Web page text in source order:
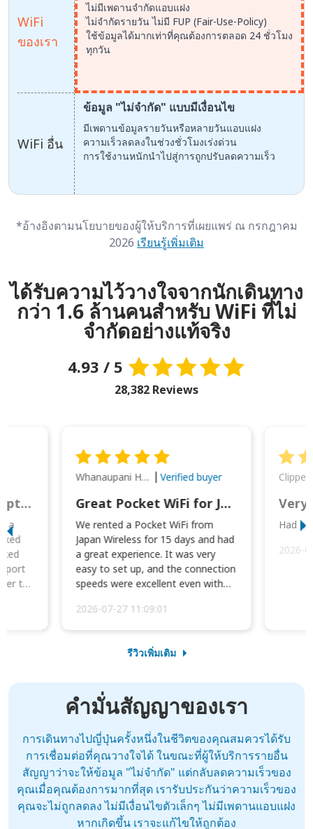
WiFi
ของเรา
WiFi อื่น
ไม่มีเพดานจำกัดแอบแฝง
ไม่จำกัดรายวัน ไม่มี FUP (Fair-Use-Policy)
ใช้ข้อมูลได้มากเท่าที่คุณต้องการตลอด 24 ชั่วโมง
ทุกวัน
ข้อมูล "ไม่จำกัด" แบบมีเงื่อนไข
มีเพดานข้อมูลรายวันหรือหลายวันแอบแฝง
ความเร็วลดลงในช่วงชั่วโมงเร่งด่วน
การใช้งานหนักนำไปสู่การถูกปรับลดความเร็ว
*อ้างอิงตามนโยบายของผู้ให้บริการที่เผยแพร่ ณ กรกฎาคม
2026 เรียนรู้เพิ่มเติม
ได้รับความไว้วางใจจากนักเดินทาง
กว่า 1.6 ล้านคนสำหรับ WiFi ที่ไม่
จำกัดอย่างแท้จริง
4.93 / 5
28,382 Reviews
This was wonderful option to a family of four. Everything worked smoothly.
a
to
Whanaupani Henry Joseph Macown Verified buyer
Great Pocket WiFi for Japan Travel
We rented a Pocket WiFi from
Japan Wireless for 15 days and had
a great experience. It was very
easy to set up, and the connection
speeds were excellent even with
2026-07-27 11:09:01
Very
Had
2026-
รีวิวเพิ่มเติม
คำมั่นสัญญาของเรา
การเดินทางไปญี่ปุ่นครั้งหนึ่งในชีวิตของคุณสมควรได้รับ
การเชื่อมต่อที่คุณวางใจได้ ในขณะที่ผู้ให้บริการรายอื่น
สัญญาว่าจะให้ข้อมูล "ไม่จำกัด" แต่กลับลดความเร็วของ
คุณเมื่อคุณต้องการมากที่สุด เรารับประกันว่าความเร็วของ
คุณจะไม่ถูกลดลง ไม่มีเงื่อนไขตัวเล็กๆ ไม่มีเพดานแอบแฝง
หากเกิดขึ้น เราจะแก้ไขให้ถูกต้อง